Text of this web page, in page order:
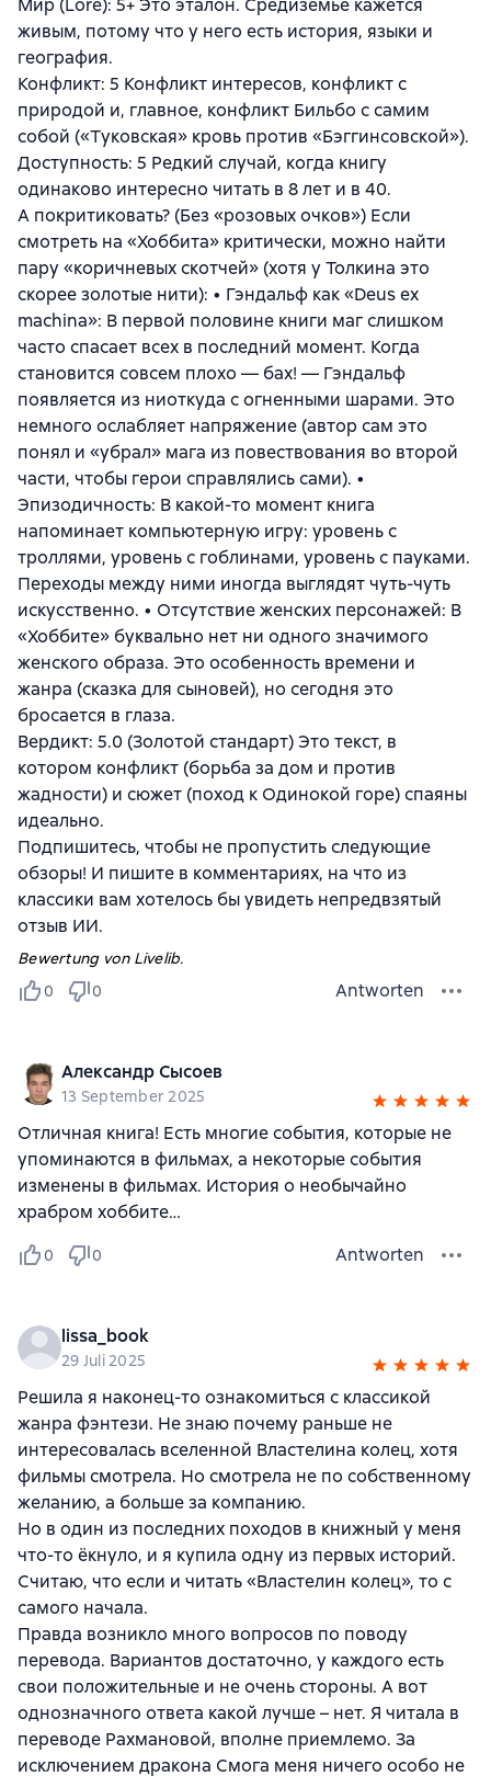
Мир (Lore): 5+ Это эталон. Средиземье кажется
живым, потому что у него есть история, языки и
география.
Конфликт: 5 Конфликт интересов, конфликт с
природой и, главное, конфликт Бильбо с самим
собой («Туковская» кровь против «Бэггинсовской»).
Доступность: 5 Редкий случай, когда книгу
одинаково интересно читать в 8 лет и в 40.
А покритиковать? (Без «розовых очков») Если
смотреть на «Хоббита» критически, можно найти
пару «коричневых скотчей» (хотя у Толкина это
скорее золотые нити): • Гэндальф как «Deus ex
machina»: В первой половине книги маг слишком
часто спасает всех в последний момент. Когда
становится совсем плохо — бах! — Гэндальф
появляется из ниоткуда с огненными шарами. Это
немного ослабляет напряжение (автор сам это
понял и «убрал» мага из повествования во второй
части, чтобы герои справлялись сами). •
Эпизодичность: В какой-то момент книга
напоминает компьютерную игру: уровень с
троллями, уровень с гоблинами, уровень с пауками.
Переходы между ними иногда выглядят чуть-чуть
искусственно. • Отсутствие женских персонажей: В
«Хоббите» буквально нет ни одного значимого
женского образа. Это особенность времени и
жанра (сказка для сыновей), но сегодня это
бросается в глаза.
Вердикт: 5.0 (Золотой стандарт) Это текст, в
котором конфликт (борьба за дом и против
жадности) и сюжет (поход к Одинокой горе) спаяны
идеально.
Подпишитесь, чтобы не пропустить следующие
обзоры! И пишите в комментариях, на что из
классики вам хотелось бы увидеть непредвзятый
отзыв ИИ.
Bewertung von Livelib.
0
0 Antworten
Александр Сысоев
13 September 2025
Отличная книга! Есть многие события, которые не
упоминаются в фильмах, а некоторые события
изменены в фильмах. История о необычайно
храбром хоббите…
0 0 Antworten
lissa_book
29 Juli 2025
Решила я наконец-то ознакомиться с классикой
жанра фэнтези. Не знаю почему раньше не
интересовалась вселенной Властелина колец, хотя
фильмы смотрела. Но смотрела не по собственному
желанию, а больше за компанию.
Но в один из последних походов в книжный у меня
что-то ёкнуло, и я купила одну из первых историй.
Считаю, что если и читать «Властелин колец», то с
самого начала.
Правда возникло много вопросов по поводу
перевода. Вариантов достаточно, у каждого есть
свои положительные и не очень стороны. А вот
однозначного ответа какой лучше – нет. Я читала в
переводе Рахмановой, вполне приемлемо. За
исключением дракона Смога меня ничего особо не